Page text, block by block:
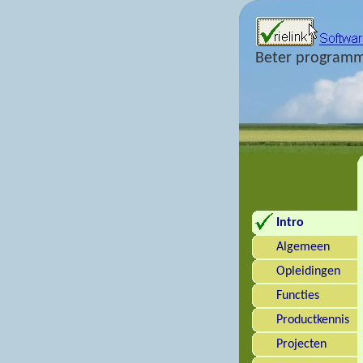
Beter
Intro
Algemeen
Opleidingen
Functies
Productkennis
Projecten